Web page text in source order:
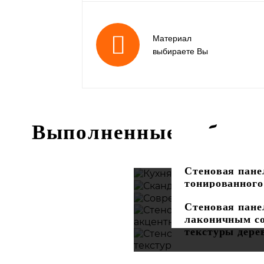
Материал
выбираете Вы
Выполненные работы
Луначарского
Современная
Москва Сити
Стеновая
латуни
Стеновая
лаконичным
текстуры